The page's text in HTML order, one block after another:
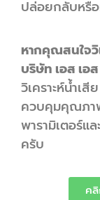
ปล่อยกลับหรือ
หากคุณสนใจวิ
บริษัท เอส เอ
วิเคราะห์น้ำเ
ควบคุมคุณภาพ
พารามิเตอร์แ
ครับ
คลิ